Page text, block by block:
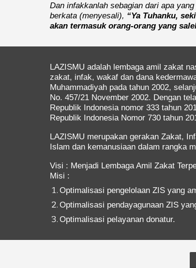
Dan infakkanlah sebagian dari apa
berkata (menyesali), “Ya Tuhanku,
akan termasuk orang-orang yang
LAZISMU adalah lembaga amil zakat
zakat, infak, wakaf dan dana
Muhammadiyah pada tahun 2002,
No. 457/21 November 2002. Dengan
Republik Indonesia nomor 333 tahun
Republik Indonesia Nomor 730 tahun
LAZISMU merupakan gerakan Zakat,
Islam dan kemanusiaan dalam rangka
Visi : Menjadi Lembaga Amil Zakat
Misi :
Optimalisasi pengelolaan ZIS yang
Optimalisasi pendayagunaan ZIS
Optimalisasi pelayanan donatur.